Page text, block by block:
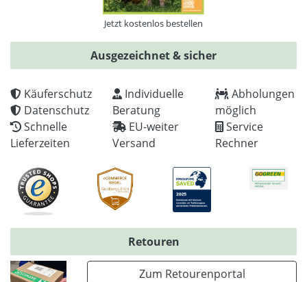
Jetzt kostenlos bestellen
Ausgezeichnet & sicher
Käuferschutz
Datenschutz
Schnelle
Lieferzeiten
Individuelle
Beratung
EU-weiter
Versand
Abholungen
möglich
Service
Rechner
Retouren
Zum Retourenportal